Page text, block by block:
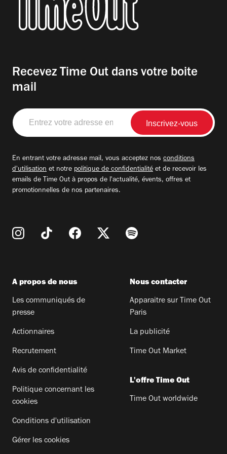
Recevez Time Out dans votre boite
mail
Entrez
votre
adresse
En entrant votre adresse mail, vous acceptez nos conditions
d'utilisation et notre politique de confidentialité et de recevoir les
emails de Time Out à propos de l'actualité, évents, offres et
promotionnelles de nos partenaires.
A propos de nous
Les communiqués de
presse
Actionnaires
Recrutement
Avis de confidentialité
Politique concernant les
cookies
Conditions d'utilisation
Gérer les cookies
Nous contacter
Apparaitre sur Time Out
Paris
La publicité
Time Out Market
L'offre Time Out
Time Out worldwide